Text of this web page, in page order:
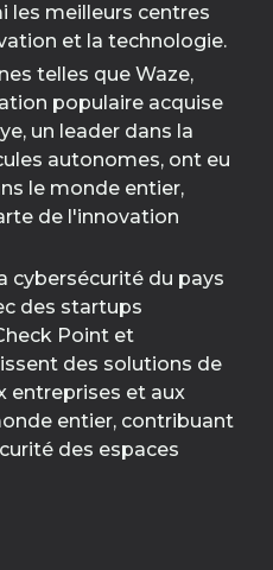
les meilleurs centres
et la technologie.
telles que Waze,
populaire acquise
un leader dans la
autonomes, ont eu
le monde entier,
de l'innovation
cybersécurité du pays
des startups
Point et
des solutions de
entreprises et aux
entier, contribuant
des espaces